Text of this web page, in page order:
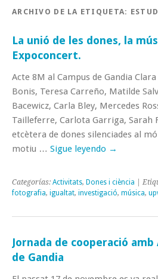
ARCHIVO DE LA ETIQUETA:
La unió de les dones, la
Expoconcert.
Acte 8M al Campus de Gandia
Bonis, Teresa Carreño, Matilde
Bacewicz, Carla Bley, Mercedes
Tailleferre, Carlota Garriga, Sarah
etcètera de dones silenciades al
motiu … Sigue leyendo →
Categorías: Activitats, Dones i ciència |
fotografia, igualtat, investigació, música,
Jornada de cooperació amb
de Gandia